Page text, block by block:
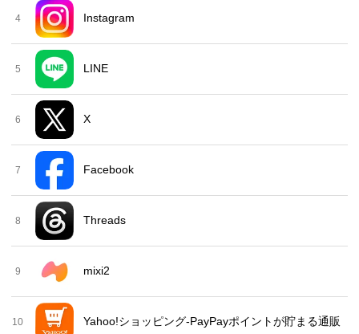
4 Instagram
5 LINE
6 X
7 Facebook
8 Threads
9 mixi2
10 Yahoo!ショッピング-PayPayポイントが貯まる通販